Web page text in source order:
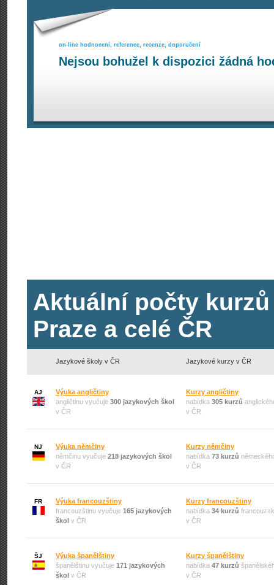
on-line hodnocení, reference, recenze, doporučení
Nejsou bohužel k dispozici žádná
Aktuální počty
Praze a celé ČR
Jazykové školy v ČR Jazykové kurzy v ČR
AJ
Výuka angličtiny
angličtinu vyučuje 300 jazykových škol
v ČR
Kurzy angličtiny
nabídka 305 kurzů
v ČR
NJ
Výuka němčiny
němčinu vyučuje 218 jazykových škol
v ČR
Kurzy němčiny
nabídka 73 kurzů
v ČR
FR
Výuka francouzštiny
francouzštinu vyučuje 165 jazykových
škol v ČR
Kurzy francouzštiny
nabídka 34 kurzů
v ČR
ŠJ
Výuka španělštiny
španělštinu vyučuje 171 jazykových
škol v ČR
Kurzy španělštiny
nabídka 47 kurzů
v ČR